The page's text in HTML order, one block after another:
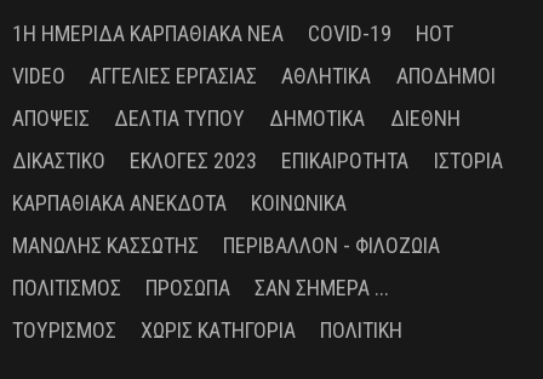
1Η ΗΜΕΡΊΔΑ ΚΑΡΠΑΘΙΑΚΆ ΝΈΑ COVID-19
HOT
VIDEO
ΑΓΓΕΛΊΕΣ ΕΡΓΑΣΊΑΣ ΑΘΛΗΤΙΚΆ
ΑΠΌΔΗΜΟΙ
ΑΠΌΨΕΙΣ
ΔΕΛΤΊΑ ΤΎΠΟΥ ΔΗΜΟΤΙΚΆ
ΔΙΕΘΝΉ
ΔΙΚΑΣΤΙΚΌ
ΕΚΛΟΓΈΣ 2023 ΕΠΙΚΑΙΡΌΤΗΤΑ
ΙΣΤΟΡΊΑ
ΚΑΡΠΑΘΙΑΚΆ ΑΝΈΚΔΟΤΑ
ΚΟΙΝΩΝΙΚΆ
ΜΑΝΏΛΗΣ ΚΑΣΣΏΤΗΣ
ΠΕΡΙΒΆΛΛΟΝ - ΦΙΛΟΖΩΊΑ
ΠΟΛΙΤΙΣΜΌΣ
ΠΡΌΣΩΠΑ
ΣΑΝ ΣΉΜΕΡΑ ...
ΤΟΥΡΙΣΜΌΣ
ΧΩΡΊΣ ΚΑΤΗΓΟΡΊΑ ΠΟΛΙΤΙΚΉ